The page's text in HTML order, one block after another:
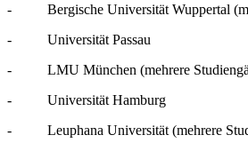
- Bergische Universität Wuppertal
- Universität Passau
- LMU München (mehrere
- Universität Hamburg
- Leuphana Universität (mehrere